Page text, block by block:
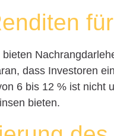
dass Investoren
6 bis 12 % ist nicht
bieten.